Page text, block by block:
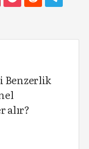
Benzerlik
alır?